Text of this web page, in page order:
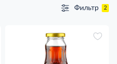
Фильтр 2